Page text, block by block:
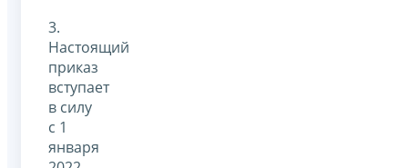
3.
Настоящий
приказ
вступает
в силу
с 1
января